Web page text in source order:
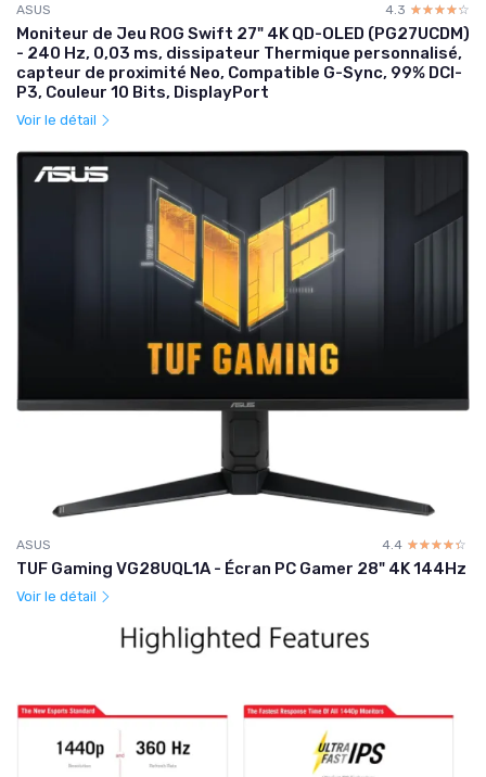
ASUS 4.3 ☆☆☆☆☆
★★★★★
Moniteur de Jeu ROG Swift 27" 4K QD-OLED (PG27UCDM)
- 240 Hz, 0,03 ms, dissipateur Thermique personnalisé,
capteur de proximité Neo, Compatible G-Sync, 99% DCI-
P3, Couleur 10 Bits, DisplayPort
Voir le détail
ASUS 4.4 ☆☆☆☆☆
★★★★★
TUF Gaming VG28UQL1A - Écran PC Gamer 28" 4K 144Hz
Voir le détail